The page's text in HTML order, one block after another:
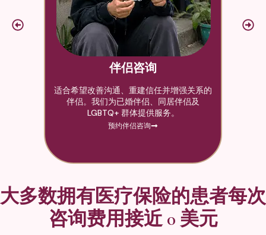
伴侣咨询
适合希望改善沟通、重建信任并增强关系的
伴侣。我们为已婚伴侣、同居伴侣及
LGBTQ+ 群体提供服务。
预约伴侣咨询
大多数拥有医疗保险的患者每次
咨询费用接近 0 美元